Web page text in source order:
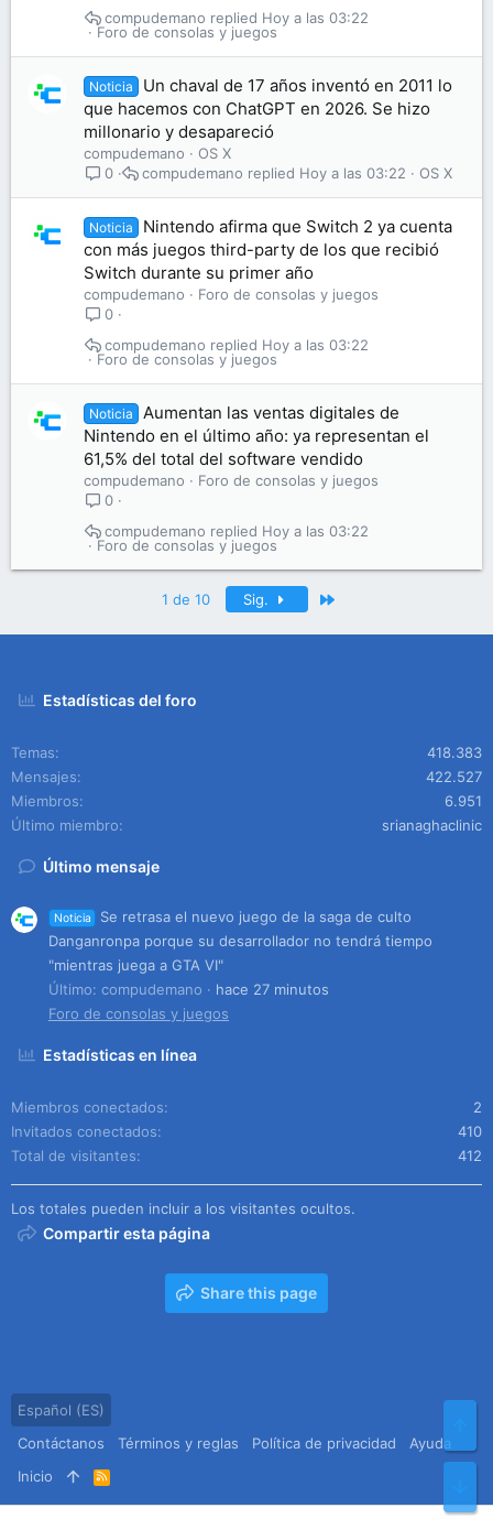
Foro de consolas y juegos
Hoy a las 03:22
compudemano
Noticia
Un chaval de 17 años inventó en 2011 lo
que hacemos con ChatGPT en 2026. Se hizo
millonario y desapareció
compudemano
OS X
0
OS X
Hoy a las 03:22
compudemano
Noticia
Nintendo afirma que Switch 2 ya cuenta
con más juegos third-party de los que recibió
Switch durante su primer año
compudemano
Foro de consolas y juegos
0
Foro de consolas y juegos
Hoy a las 03:22
compudemano
Noticia
Aumentan las ventas digitales de
Nintendo en el último año: ya representan el
61,5% del total del software vendido
compudemano
Foro de consolas y juegos
0
Foro de consolas y juegos
Hoy a las 03:22
compudemano
1 de 10 Sig.
Estadísticas del foro
Temas
418.383
Mensajes
422.527
Miembros
6.951
Último miembro
srianaghaclinic
Último mensaje
Noticia
Se retrasa el nuevo juego de la saga de culto
Danganronpa porque su desarrollador no tendrá tiempo
"mientras juega a GTA VI"
Último: compudemano
hace 27 minutos
Foro de consolas y juegos
Estadísticas en línea
Miembros conectados
2
Invitados conectados
410
Total de visitantes
412
Los totales pueden incluir a los visitantes ocultos.
Compartir esta página
Share this page
Español (ES)
Contáctanos
Términos y reglas Política de privacidad
Ayuda
Inicio
R
S
S